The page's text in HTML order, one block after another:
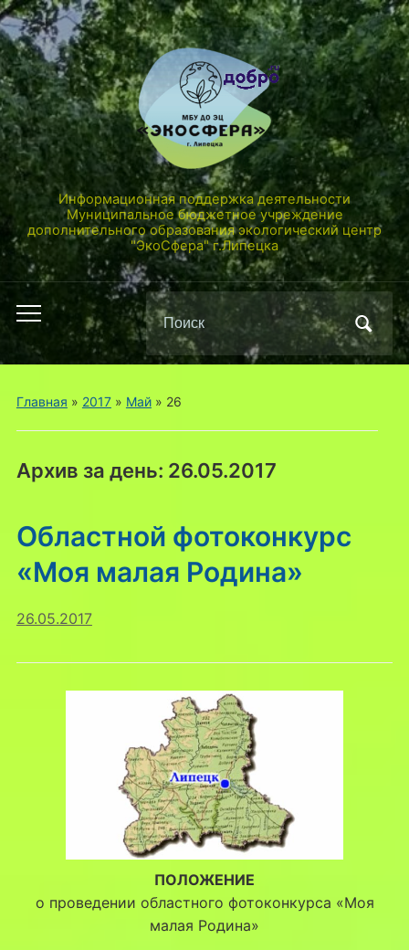
Информационная поддержка деятельности
Муниципальное бюджетное учреждение
дополнительного образования экологический центр
"ЭкоСфера" г.Липецка
Переключить
мобильное
меню
Поиск
по:
Главная » 2017» Май» 26
Архив за день: 26.05.2017
Областной фотоконкурс
«Моя малая Родина»
26.05.2017
ПОЛОЖЕНИЕ
о проведении областного фотоконкурса «Моя
малая Родина»